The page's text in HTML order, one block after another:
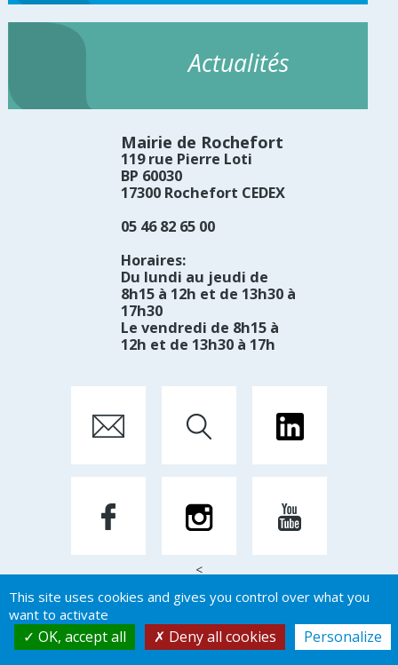
Actualités
Mairie de Rochefort
119 rue Pierre Loti
BP 60030
17300 Rochefort CEDEX
05 46 82 65 00
Horaires:
Du lundi au jeudi de
8h15 à 12h et de 13h30 à
17h30
Le vendredi de 8h15 à
12h et de 13h30 à 17h
<
Mentions Légales
Par Créateur d'image
This site uses cookies and gives you control over what you
want to activate
OK, accept all Deny all cookies Personalize